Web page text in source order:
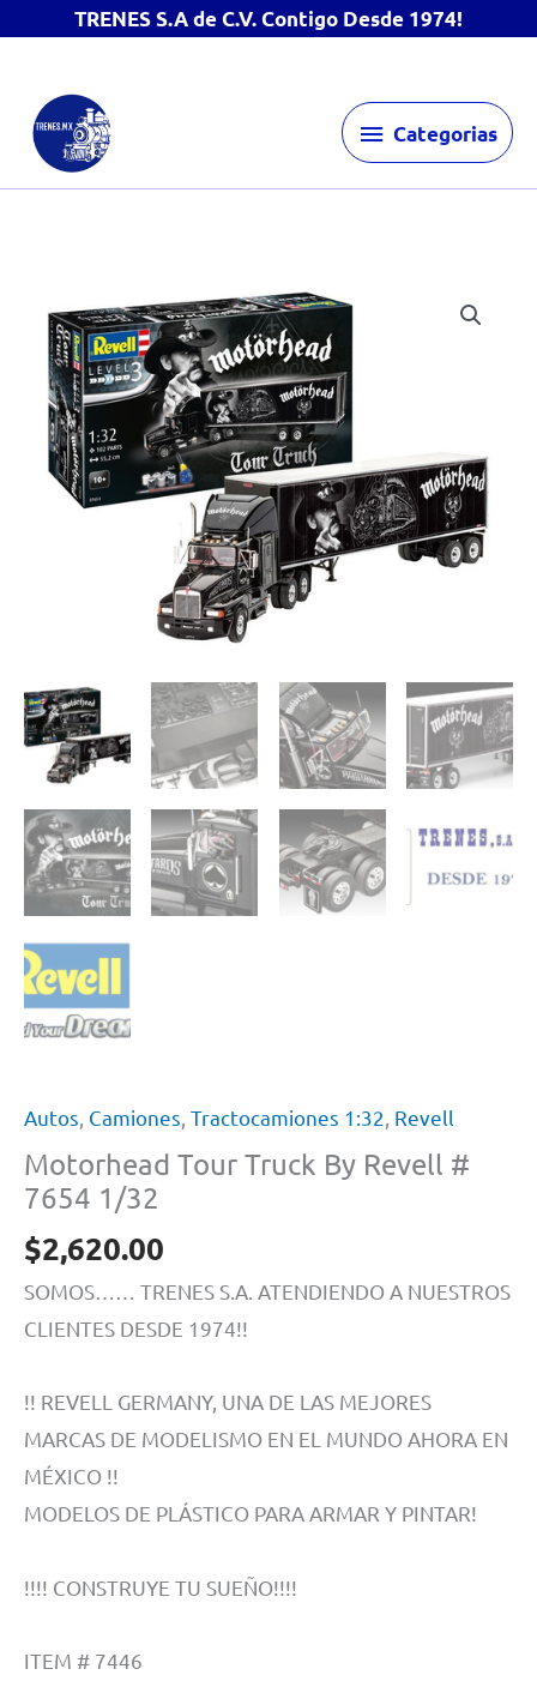
TRENES S.A de C.V. Contigo Desde 1974!
contenido
Categorias
Categorias
Autos Camiones Tractocamiones 1:32 Revell
Motorhead Tour Truck By Revell #
7654 1/32
$2,620.00
SOMOS…… TRENES S.A. ATENDIENDO A NUESTROS
CLIENTES DESDE 1974!!
!! REVELL GERMANY, UNA DE LAS MEJORES
MARCAS DE MODELISMO EN EL MUNDO AHORA EN
MÉXICO !!
MODELOS DE PLÁSTICO PARA ARMAR Y PINTAR!
!!!! CONSTRUYE TU SUEÑO!!!!
ITEM # 7446